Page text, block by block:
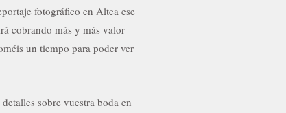
fotográfico en Altea ese
cobrando más y más valor
un tiempo para poder ver
sobre vuestra boda en